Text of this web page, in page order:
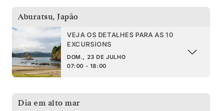
Aburatsu, Japão
VEJA OS DETALHES PARA AS 10
EXCURSIONS
DOM., 23 DE JULHO
07:00 - 18:00
Dia em alto mar